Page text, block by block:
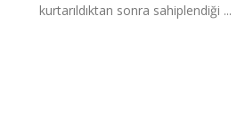
kurtarıldıktan sonra sahiplendiği ...